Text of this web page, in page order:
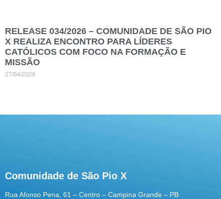
RELEASE 034/2026 – COMUNIDADE DE SÃO PIO
X REALIZA ENCONTRO PARA LÍDERES
CATÓLICOS COM FOCO NA FORMAÇÃO E
MISSÃO
27/04/2026
Comunidade de São Pio X
Rua Afonso Pena, 61 – Centro – Campina Grande – PB